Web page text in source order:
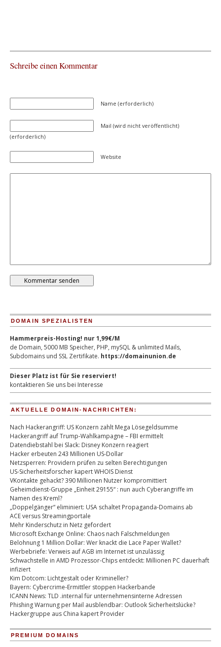
Schreibe einen Kommentar
Name (erforderlich)
Mail (wird nicht veröffentlicht)
(erforderlich)
Website
DOMAIN SPEZIALISTEN
Hammerpreis-Hosting! nur 1,99€/M
de Domain, 5000 MB Speicher, PHP, mySQL & unlimited Mails,
Subdomains und SSL Zertifikate. https://domainunion.de
Dieser Platz ist für Sie reserviert!
kontaktieren Sie uns bei Interesse
AKTUELLE DOMAIN-NACHRICHTEN:
Nach Hackerangriff: US Konzern zahlt Mega Lösegeldsumme
Hackerangriff auf Trump-Wahlkampagne – FBI ermittelt
Datendiebstahl bei Slack: Disney Konzern reagiert
Hacker erbeuten 243 Millionen US-Dollar
Netzsperren: Providern prüfen zu selten Berechtigungen
US-Sicherheitsforscher kapert WHOIS Dienst
VKontakte gehackt? 390 Millionen Nutzer kompromittiert
Geheimdienst-Gruppe „Einheit 29155“ : nun auch Cyberangriffe im
Namen des Kreml?
„Doppelgänger“ eliminiert: USA schaltet Propaganda-Domains ab
ACE versus Streamingportale
Mehr Kinderschutz in Netz gefordert
Microsoft Exchange Online: Chaos nach Falschmeldungen
Belohnung 1 Million Dollar: Wer knackt die Lace Paper Wallet?
Werbebriefe: Verweis auf AGB im Internet ist unzulässig
Schwachstelle in AMD Prozessor-Chips entdeckt: Millionen PC dauerhaft
infiziert
Kim Dotcom: Lichtgestalt oder Krimineller?
Bayern: Cybercrime-Ermittler stoppen Hackerbande
ICANN News: TLD .internal für unternehmensinterne Adressen
Phishing Warnung per Mail ausblendbar: Outlook Sicherheitslücke?
Hackergruppe aus China kapert Provider
PREMIUM DOMAINS